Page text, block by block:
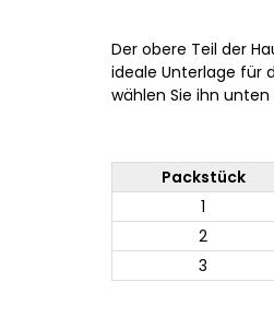
Der obere Teil der
ideale Unterlage für
wählen Sie ihn
Packstück
1
2
3